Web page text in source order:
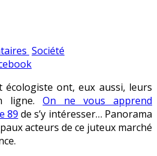
sur
Célibaterre
Publié
en
Société
ont, eux aussi, leurs
ligne. On ne vous apprend
89 de s’y intéresser… Panorama
acteurs de ce juteux marché